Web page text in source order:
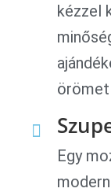
kézzel
örömet
Egy